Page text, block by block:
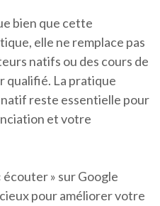
bien que cette
elle ne remplace pas
natifs ou des cours de
qualifié. La pratique
reste essentielle pour
et votre
» sur Google
pour améliorer votre